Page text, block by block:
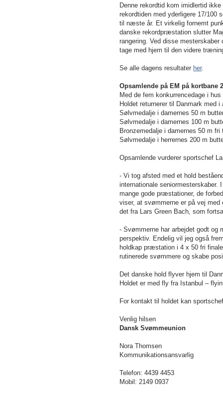
Denne rekordtid kom imidlertid
rekordtiden med yderligere 17/100
til næste år. Et virkelig fornemt
danske rekordpræstation slutter
rangering. Ved disse
tage med hjem til den videre
Se alle dagens resultater her.
Opsamlende på EM på kortbane
Med de fem konkurrencedage i
Holdet returnerer til Danmark med
Sølvmedalje i damernes 50 m
Sølvmedalje i damernes 100 m
Bronzemedalje i damernes 50 m
Sølvmedalje i herrernes 200 m
Opsamlende vurderer sportschef
- Vi tog afsted med et hold
internationale seniormesterskaber.
mange gode præstationer, de
viser, at svømmerne er på vej
det fra Lars Green Bach, som
- Svømmerne har arbejdet godt og
perspektiv. Endelig vil jeg også
holdkap præstation i 4 x 50 fri
rutinerede svømmere og skabe
Det danske hold flyver hjem til
Holdet er med fly fra Istanbul –
For kontakt til holdet kan
Venlig hilsen
Dansk Svømmeunion
Nora Thomsen
Kommunikationsansvarlig
Telefon: 4439 4453
Mobil: 2149 0937